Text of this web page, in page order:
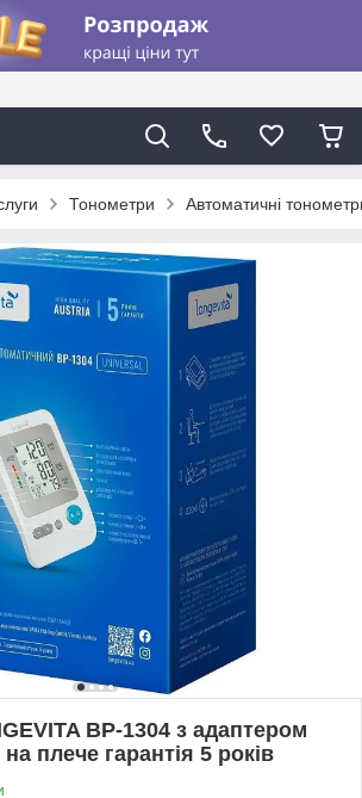
Тонометри Автоматичні
BP-1304 з адаптером
плече гарантія 5 років